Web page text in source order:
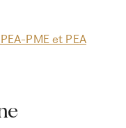
PME et PEA